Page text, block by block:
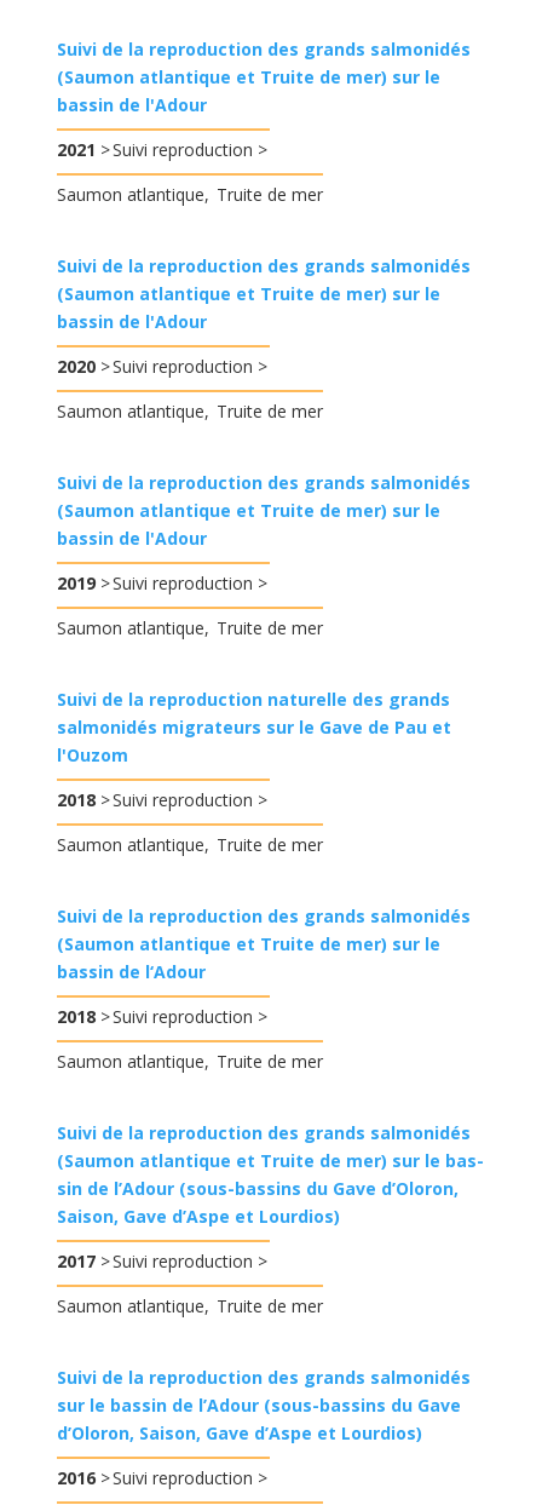
Suivi de la reproduction des grands salmonidés
(Saumon atlantique et Truite de mer) sur le
bassin de l'Adour
2021
Suivi reproduction
Saumon atlantique
Truite de mer
Suivi de la reproduction des grands salmonidés
(Saumon atlantique et Truite de mer) sur le
bassin de l'Adour
2020
Suivi reproduction
Saumon atlantique
Truite de mer
Suivi de la reproduction des grands salmonidés
(Saumon atlantique et Truite de mer) sur le
bassin de l'Adour
2019
Suivi reproduction
Saumon atlantique
Truite de mer
Suivi de la reproduction naturelle des grands
salmonidés migrateurs sur le Gave de Pau et
l'Ouzom
2018
Suivi reproduction
Saumon atlantique
Truite de mer
Suivi de la reproduction des grands salmonidés
(Saumon atlantique et Truite de mer) sur le
bassin de l‘Adour
2018
Suivi reproduction
Saumon atlantique
Truite de mer
Suivi de la reproduction des grands salmonidés
(Saumon atlantique et Truite de mer) sur le bas-
sin de l’Adour (sous-bassins du Gave d’Oloron,
Saison, Gave d’Aspe et Lourdios)
2017
Suivi reproduction
Saumon atlantique
Truite de mer
Suivi de la reproduction des grands salmonidés
sur le bassin de l’Adour (sous-bassins du Gave
d’Oloron, Saison, Gave d’Aspe et Lourdios)
2016
Suivi reproduction